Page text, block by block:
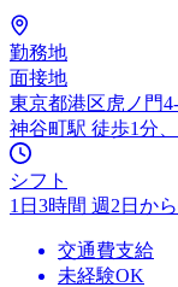
勤務地
面接地
東京都港区虎ノ門
神谷町駅 徒歩1分
シフト
1日3時間 週2日か
交通費支給
未経験OK